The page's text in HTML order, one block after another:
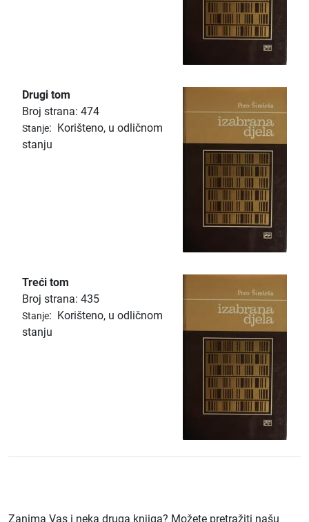
Drugi tom
Broj strana: 474
Stanje: Korišteno, u odličnom
stanju
Treći tom
Broj strana: 435
Stanje: Korišteno, u odličnom
stanju
Zanima Vas i neka druga knjiga? Možete pretražiti našu